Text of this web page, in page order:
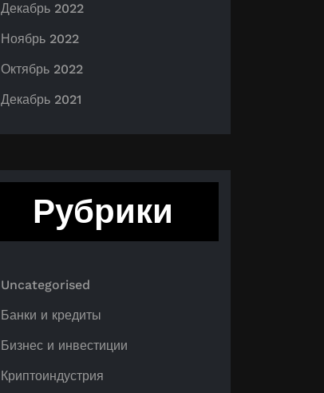
Декабрь 2022
Ноябрь 2022
Октябрь 2022
Декабрь 2021
Рубрики
Uncategorised
Банки и кредиты
Бизнес и инвестиции
Криптоиндустрия